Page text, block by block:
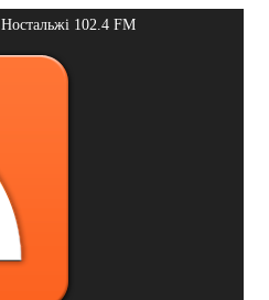
Ностальжі 102.4 FM